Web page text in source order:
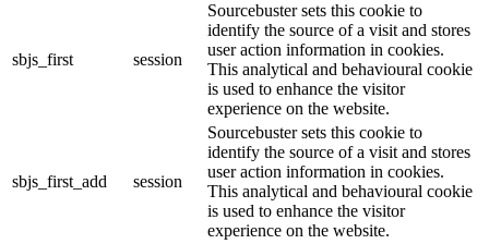
sbjs_first session
Sourcebuster sets this cookie to
identify the source of a visit and stores
user action information in cookies.
This analytical and behavioural cookie
is used to enhance the visitor
experience on the website.
sbjs_first_add session
Sourcebuster sets this cookie to
identify the source of a visit and stores
user action information in cookies.
This analytical and behavioural cookie
is used to enhance the visitor
experience on the website.